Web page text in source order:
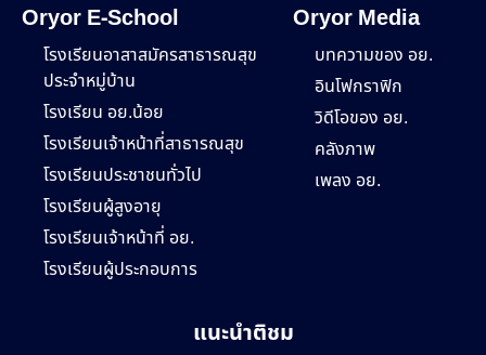
Oryor E-School
โรงเรียนอาสาสมัครสาธารณสุข
ประจำหมู่บ้าน
โรงเรียน อย.น้อย
โรงเรียนเจ้าหน้าที่สาธารณสุข
โรงเรียนประชาชนทั่วไป
โรงเรียนผู้สูงอายุ
โรงเรียนเจ้าหน้าที่ อย.
โรงเรียนผู้ประกอบการ
Oryor Media
บทความของ อย.
อินโฟกราฟิก
วิดีโอของ อย.
คลังภาพ
เพลง อย.
แนะนำติชม